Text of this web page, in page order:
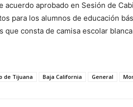
acuerdo aprobado en Sesión de
para los alumnos de educación
que consta de camisa escolar
de Tijuana Baja California General